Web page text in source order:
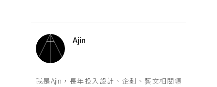
Ajin
我是Ajin，長年投入設計、企劃、藝文相關領